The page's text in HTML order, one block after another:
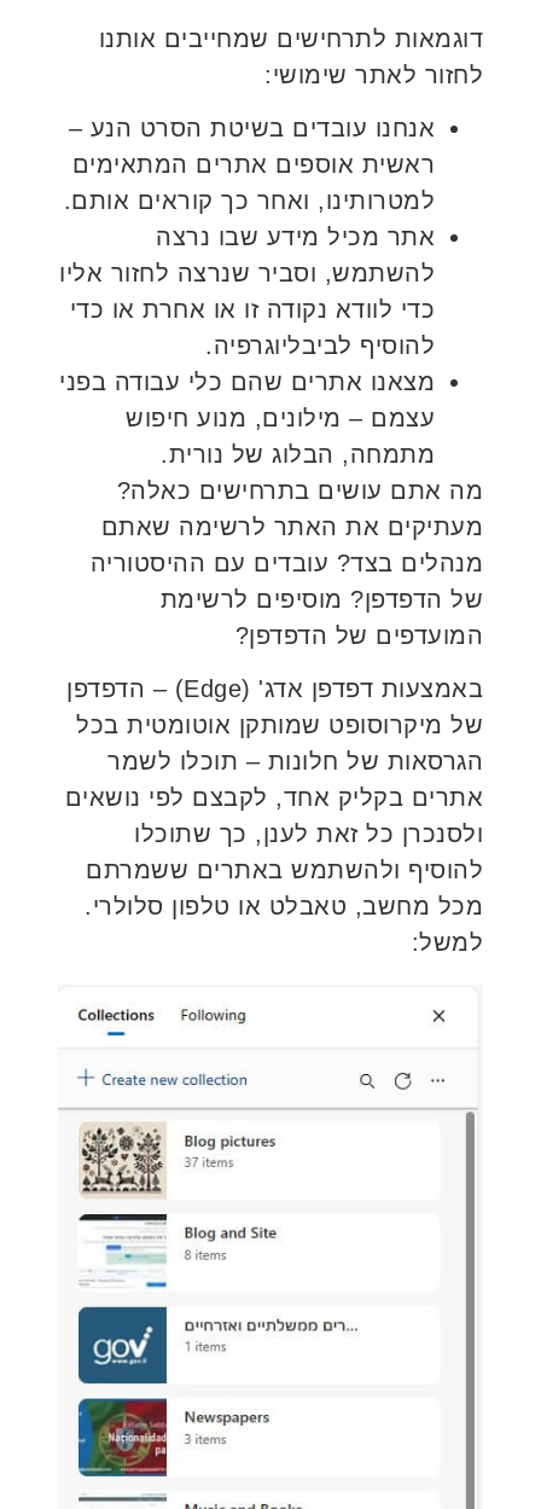
דוגמאות לתרחישים שמחייבים אותנו
לחזור לאתר שימושי:
אנחנו עובדים בשיטת הסרט הנע –
ראשית אוספים אתרים המתאימים
למטרותינו, ואחר כך קוראים אותם.
אתר מכיל מידע שבו נרצה
להשתמש, וסביר שנרצה לחזור אליו
כדי לוודא נקודה זו או אחרת או כדי
להוסיף לביבליוגרפיה.
מצאנו אתרים שהם כלי עבודה בפני
עצמם – מילונים, מנוע חיפוש
מתמחה, הבלוג של נורית.
מה אתם עושים בתרחישים כאלה?
מעתיקים את האתר לרשימה שאתם
מנהלים בצד? עובדים עם ההיסטוריה
של הדפדפן? מוסיפים לרשימת
המועדפים של הדפדפן?
באמצעות דפדפן אדג' (Edge) – הדפדפן
של מיקרוסופט שמותקן אוטומטית בכל
הגרסאות של חלונות – תוכלו לשמר
אתרים בקליק אחד, לקבצם לפי נושאים
ולסנכרן כל זאת לענן, כך שתוכלו
להוסיף ולהשתמש באתרים ששמרתם
מכל מחשב, טאבלט או טלפון סלולרי.
למשל: